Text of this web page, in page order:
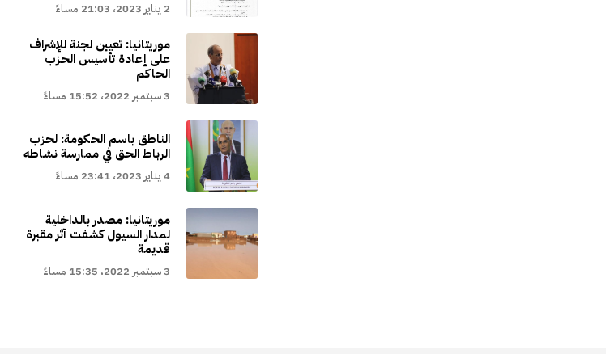
2 يناير 2023، 21:03 مساءً
موريتانيا: تعيين لجنة للإشراف
على إعادة تأسيس الحزب
الحاكم
3 سبتمبر 2022، 15:52 مساءً
الناطق باسم الحكومة: لحزب
الرباط الحق في ممارسة نشاطه
4 يناير 2023، 23:41 مساءً
موريتانيا: مصدر بالداخلية
لمدار السيول كشفت آثر مقبرة
قديمة
3 سبتمبر 2022، 15:35 مساءً